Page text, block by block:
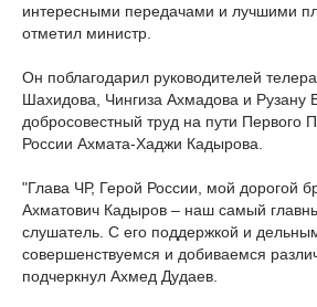
интересными передачами и лучшими
отметил министр.
Он поблагодарил руководителей
Шахидова, Чингиза Ахмадова и Рузану
добросовестный труд на пути Первого
России Ахмата-Хаджи Кадырова.
"Глава ЧР, Герой России, мой дорогой
Ахматович Кадыров – наш самый
слушатель. С его поддержкой и
совершенствуемся и добиваемся
подчеркнул Ахмед Дудаев.